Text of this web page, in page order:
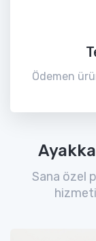
Ödemen
Sana özel